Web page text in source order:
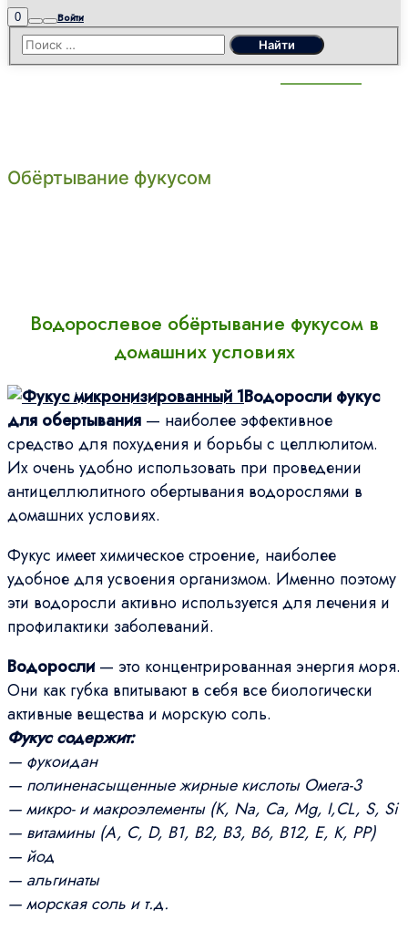
0Боковая
панель
магазина
НайтиГлавное
меню
Войти
Обёртывание фукусом
Водорослевое обёртывание фукусом в
домашних условиях
Водоросли фукус
для обертывания — наиболее эффективное
средство для похудения и борьбы с целлюлитом.
Их очень удобно использовать при проведении
антицеллюлитного обертывания водорослями в
домашних условиях.
Фукус имеет химическое строение, наиболее
удобное для усвоения организмом. Именно поэтому
эти водоросли активно используется для лечения и
профилактики заболеваний.
Водоросли — это концентрированная энергия моря.
Они как губка впитывают в себя все биологически
активные вещества и морскую соль.
Фукус содержит:
— фукоидан
— полиненасыщенные жирные кислоты Омега-3
— микро- и макроэлементы (K, Na, Ca, Mg, I,CL, S, Si
— витамины (A, C, D, B1, B2, B3, B6, B12, E, K, PP)
— йод
— альгинаты
— морская соль и т.д.